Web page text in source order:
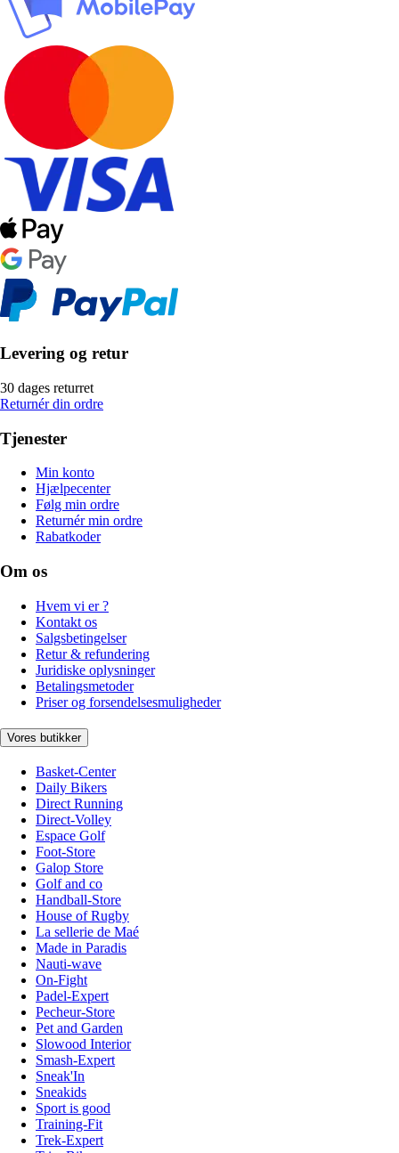
Levering og retur
30 dages returret
Returnér din ordre
Tjenester
Min konto
Hjælpecenter
Følg min ordre
Returnér min ordre
Rabatkoder
Om os
Hvem vi er ?
Kontakt os
Salgsbetingelser
Retur & refundering
Juridiske oplysninger
Betalingsmetoder
Priser og forsendelsesmuligheder
Vores butikker
Basket-Center
Daily Bikers
Direct Running
Direct-Volley
Espace Golf
Foot-Store
Galop Store
Golf and co
Handball-Store
House of Rugby
La sellerie de Maé
Made in Paradis
Nauti-wave
On-Fight
Padel-Expert
Pecheur-Store
Pet and Garden
Slowood Interior
Smash-Expert
Sneak'In
Sneakids
Sport is good
Training-Fit
Trek-Expert